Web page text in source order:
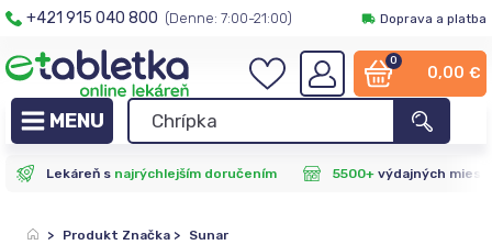
+421 915 040 800 (Denne: 7:00-21:00) Doprava a platba
0
0,00 €
Lekáreň s najrýchlejším doručením 5500+výdajných miest
> Produkt Značka > Sunar